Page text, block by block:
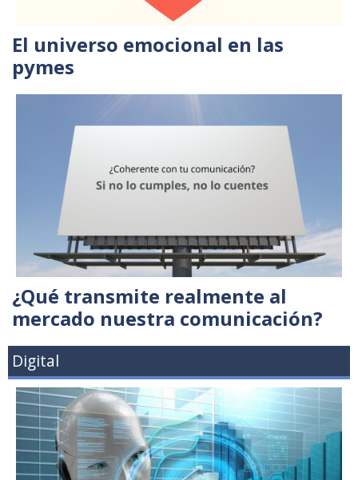
El universo emocional en las
pymes
¿Qué transmite realmente al
mercado nuestra comunicación?
Digital